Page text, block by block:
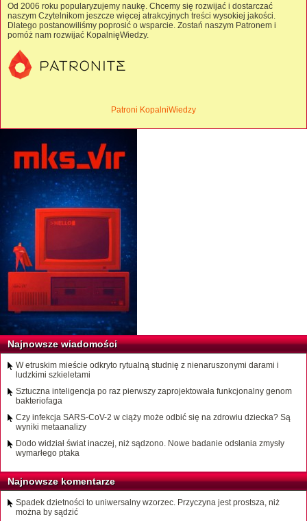
Od 2006 roku popularyzujemy naukę. Chcemy się rozwijać i dostarczać
naszym Czytelnikom jeszcze więcej atrakcyjnych treści wysokiej jakości.
Dlatego postanowiliśmy poprosić o wsparcie. Zostań naszym Patronem i
pomóż nam rozwijać KopalnięWiedzy.
Patroni KopalniWiedzy
Najnowsze wiadomości
W etruskim mieście odkryto rytualną studnię z nienaruszonymi darami i
ludzkimi szkieletami
Sztuczna inteligencja po raz pierwszy zaprojektowała funkcjonalny genom
bakteriofaga
Czy infekcja SARS-CoV-2 w ciąży może odbić się na zdrowiu dziecka? Są
wyniki metaanalizy
Dodo widział świat inaczej, niż sądzono. Nowe badanie odsłania zmysły
wymarłego ptaka
Najnowsze komentarze
Spadek dzietności to uniwersalny wzorzec. Przyczyna jest prostsza, niż
można by sądzić